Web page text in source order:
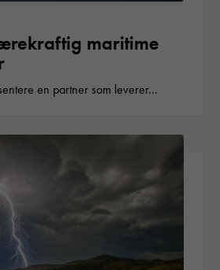
maritime
en partner som leverer…